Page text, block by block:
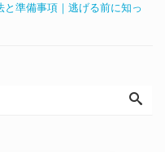
準備事項｜逃げる前に知っ